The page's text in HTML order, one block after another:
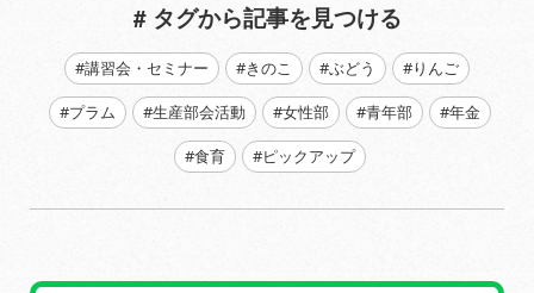
# タグから記事を見つける
#講習会・セミナー #きのこ #ぶどう #りんご
#プラム #生産部会活動 #女性部 #青年部 #年金
#食育 #ピックアップ